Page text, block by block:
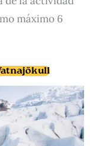
máximo 6